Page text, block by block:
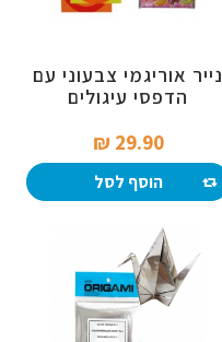
נייר אוריגמי צבעוני עם
הדפסי עיגולים
29.90 ₪‎
הוסף לסל